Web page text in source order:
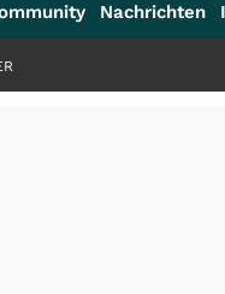
Nachrichten